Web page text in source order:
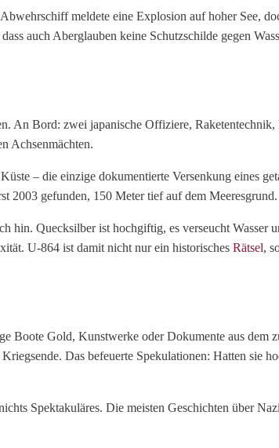
meldete eine Explosion auf hoher See,
auch Aberglauben keine Schutzschilde gegen
An Bord: zwei japanische Offiziere,
Achsenmächten.
– die einzige dokumentierte Versenkung eines
2003 gefunden, 150 Meter tief auf dem Meeresgrund.
hin. Quecksilber ist hochgiftig, es verseucht Wasser
U-864 ist damit nicht nur ein historisches Rätsel,
Gold, Kunstwerke oder Dokumente aus dem
Das befeuerte Spekulationen: Hatten sie
Spektakuläres. Die meisten Geschichten über